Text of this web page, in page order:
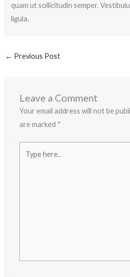
quam ut sollicitudin semper.
ligula.
← Previous Post
Leave a Comment
Your email address will not be
are marked *